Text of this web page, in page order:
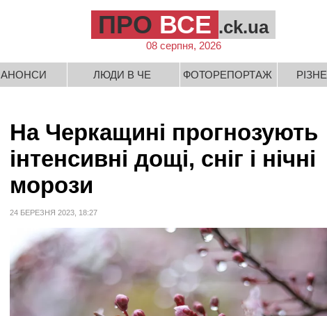
ПРО ВСЕ .ck.ua
08 серпня, 2026
АНОНСИ ЛЮДИ В ЧЕ ФОТОРЕПОРТАЖ РІЗНЕ
На Черкащині прогнозують
інтенсивні дощі, сніг і нічні
морози
24 БЕРЕЗНЯ 2023, 18:27